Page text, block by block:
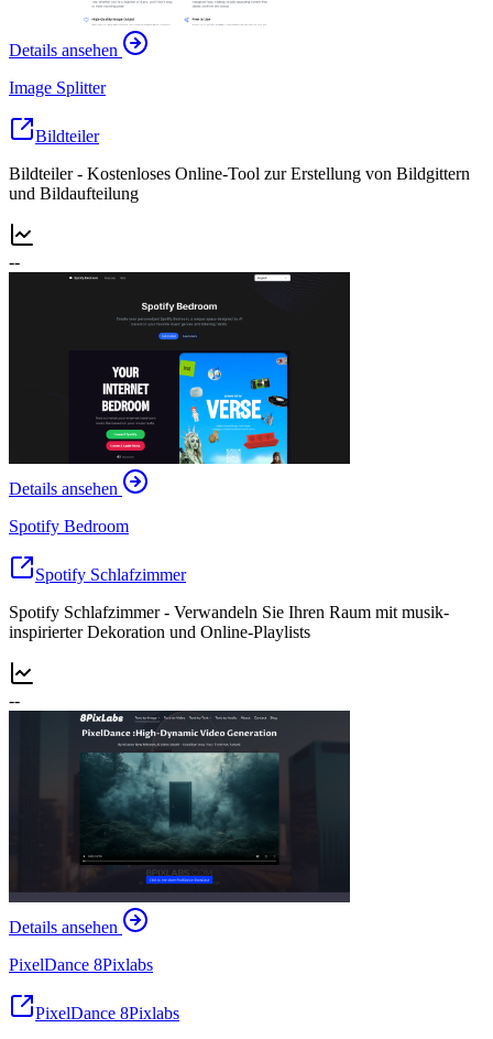
Details ansehen
Image Splitter
Bildteiler
Bildteiler - Kostenloses Online-Tool zur Erstellung von Bildgittern
und Bildaufteilung
--
Details ansehen
Spotify Bedroom
Spotify Schlafzimmer
Spotify Schlafzimmer - Verwandeln Sie Ihren Raum mit musik-
inspirierter Dekoration und Online-Playlists
--
Details ansehen
PixelDance 8Pixlabs
PixelDance 8Pixlabs